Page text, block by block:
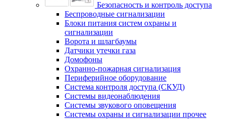
Безопасность и контроль доступа
Беспроводные сигнализации
Блоки питания систем охраны и
сигнализации
Ворота и шлагбаумы
Датчики утечки газа
Домофоны
Охранно-пожарная сигнализация
Периферийное оборудование
Система контроля доступа (СКУД)
Системы видеонаблюдения
Системы звукового оповещения
Системы охраны и сигнализации прочее